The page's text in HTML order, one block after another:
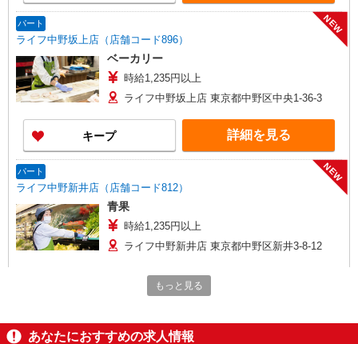
パート
ライフ中野坂上店（店舗コード896）
NEW
ベーカリー
時給1,235円以上
ライフ中野坂上店 東京都中野区中央1-36-3
キープ 詳細を見る
パート
ライフ中野新井店（店舗コード812）
NEW
青果
時給1,235円以上
ライフ中野新井店 東京都中野区新井3-8-12
ライフ中野坂上店（店舗コード896）
NEW
もっと見る
あなたにおすすめの求人情報